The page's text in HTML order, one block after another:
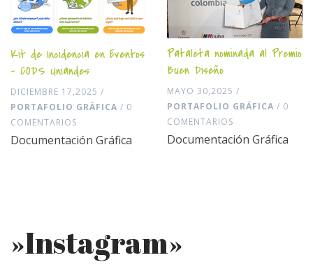
Kit de Incidencia en Eventos
– CODS Uniandes
DICIEMBRE 17,2025 /
PORTAFOLIO GRÁFICA / 0
COMENTARIOS
Documentación Gráfica
Pataleta nominada al Premio
Buen Diseño
MAYO 30,2025 /
PORTAFOLIO GRÁFICA / 0
COMENTARIOS
Documentación Gráfica
»Instagram»